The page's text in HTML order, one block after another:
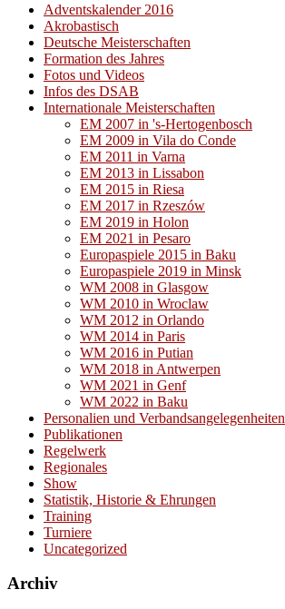
Adventskalender 2016
Akrobastisch
Deutsche Meisterschaften
Formation des Jahres
Fotos und Videos
Infos des DSAB
Internationale Meisterschaften
EM 2007 in 's-Hertogenbosch
EM 2009 in Vila do Conde
EM 2011 in Varna
EM 2013 in Lissabon
EM 2015 in Riesa
EM 2017 in Rzeszów
EM 2019 in Holon
EM 2021 in Pesaro
Europaspiele 2015 in Baku
Europaspiele 2019 in Minsk
WM 2008 in Glasgow
WM 2010 in Wroclaw
WM 2012 in Orlando
WM 2014 in Paris
WM 2016 in Putian
WM 2018 in Antwerpen
WM 2021 in Genf
WM 2022 in Baku
Personalien und Verbandsangelegenheiten
Publikationen
Regelwerk
Regionales
Show
Statistik, Historie & Ehrungen
Training
Turniere
Uncategorized
Archiv